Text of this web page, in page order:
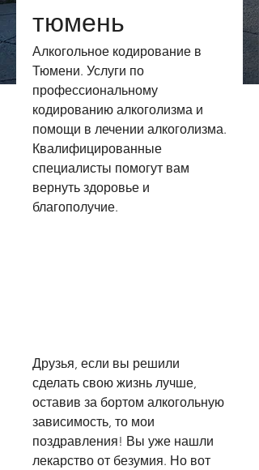
тюмень
Алкогольное кодирование в
Тюмени. Услуги по
профессиональному
кодированию алкоголизма и
помощи в лечении алкоголизма.
Квалифицированные
специалисты помогут вам
вернуть здоровье и
благополучие.
Друзья, если вы решили
сделать свою жизнь лучше,
оставив за бортом алкогольную
зависимость, то мои
поздравления! Вы уже нашли
лекарство от безумия. Но вот